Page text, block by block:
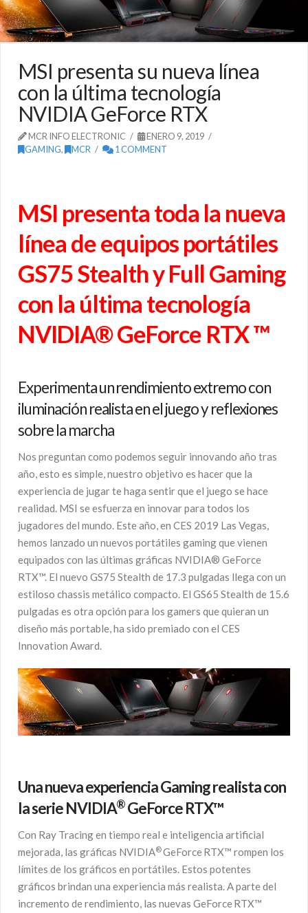
MSI presenta su nueva línea
con la última tecnología
NVIDIA GeForce RTX
MCR INFO ELECTRONIC
ENERO 9, 2019
GAMING, MCR 1 COMMENT
MSI presenta toda la nueva
línea de equipos portátiles
GS75 Stealth y Full Gaming
con la última tecnología
NVIDIA® GeForce RTX ™
Experimenta un rendimiento extremo con
iluminación realista en el juego y reflexiones
sobre la marcha
Nos preguntan como podemos seguir innovando año tras
año, esto es simple, nuestro objetivo es hacer que la
experiencia de jugar te haga sentir que el juego se hace
realidad. MSI se esfuerza en innovar para todos los
jugadores del mundo. Este año, en CES 2019 Las Vegas,
hemos lanzado un nuevos portátiles gaming que vienen
equipados con las últimas gráficas NVIDIA® GeForce
RTX™. El nuevo GS75 Stealth de 17.3 pulgadas llega con un
estiloso chassis metálico compacto. El GS65 Stealth de 15.6
pulgadas es otra opción para los gamers que quieran un
diseño más portable, ha sido premiado con el CES
Innovation Award.
Una nueva experiencia Gaming realista con
la serie NVIDIA®GeForce RTX™
Con Ray Tracing en tiempo real e inteligencia artificial
mejorada, las gráficas NVIDIA®GeForceRTX™ rompen los
límites de los gráficos en portátiles. Estos potentes
gráficos brindan una experiencia más realista. A parte del
incremento de rendimiento, las nuevas GeForceRTX™